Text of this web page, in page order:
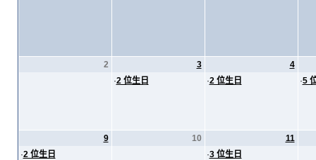
2
3
·2 位生日
4
·2 位生日 ·5
9
·2 位生日
10
11
·3 位生日